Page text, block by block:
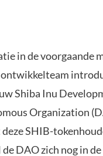
in de voorgaande
Shiba Inu
Organization
SHIB-
DAO zich nog in